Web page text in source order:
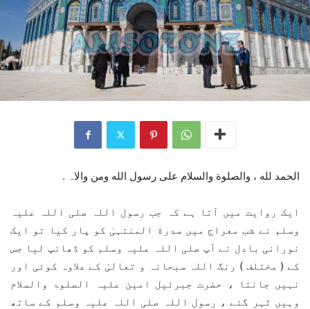
الحمد لله ، والصلوة والسلام علی رسول الله ومن والاہ .
ایک روایت میں آتا ہے کہ جب رسول اللہ صلی اللہ علیہ
وسلم نے شب معراج میں سدرة المنتہیٰ کو پار کیا تو ایک
نورانی بادل نے آپ صلی اللہ علیہ وسلم کو ڈھانپ لیا جس
کے ( مختلف ) رنگ اللہ سبحانہ و تعالیٰ کے علاوہ کوئی اور
نہیں جانتا ، حضرت جبرئیل امین علیہ الصلوۃ والسلام
وہیں ٹہر گئے ، رسول اللہ صلی اللہ علیہ وسلم کے ساتھ